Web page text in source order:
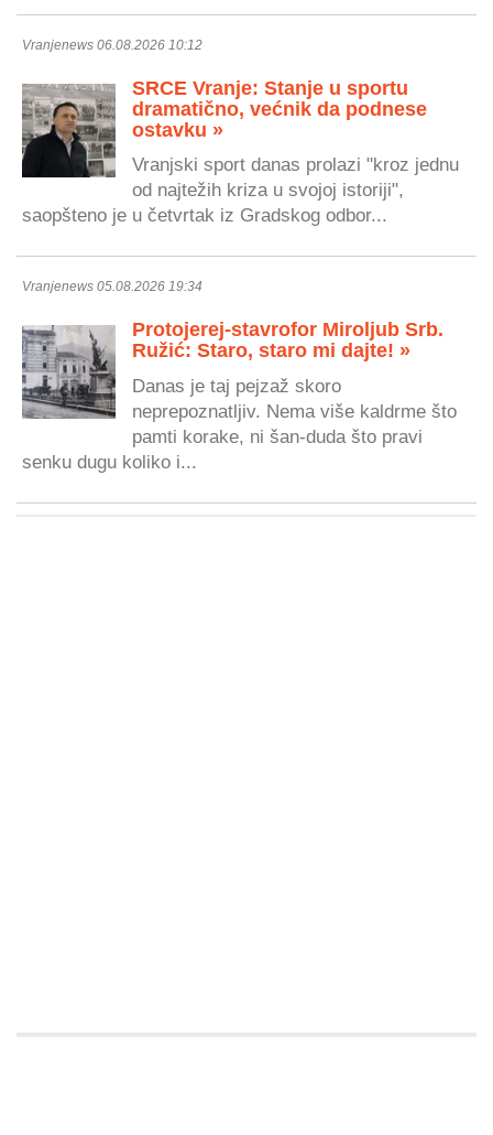
Vranjenews 06.08.2026 10:12
SRCE Vranje: Stanje u sportu
dramatično, većnik da podnese
ostavku »
Vranjski sport danas prolazi "kroz jednu
od najtežih kriza u svojoj istoriji",
saopšteno je u četvrtak iz Gradskog odbor...
Vranjenews 05.08.2026 19:34
Protojerej-stavrofor Miroljub Srb.
Ružić: Staro, staro mi dajte! »
Danas je taj pejzaž skoro
neprepoznatljiv. Nema više kaldrme što
pamti korake, ni šan-duda što pravi
senku dugu koliko i...